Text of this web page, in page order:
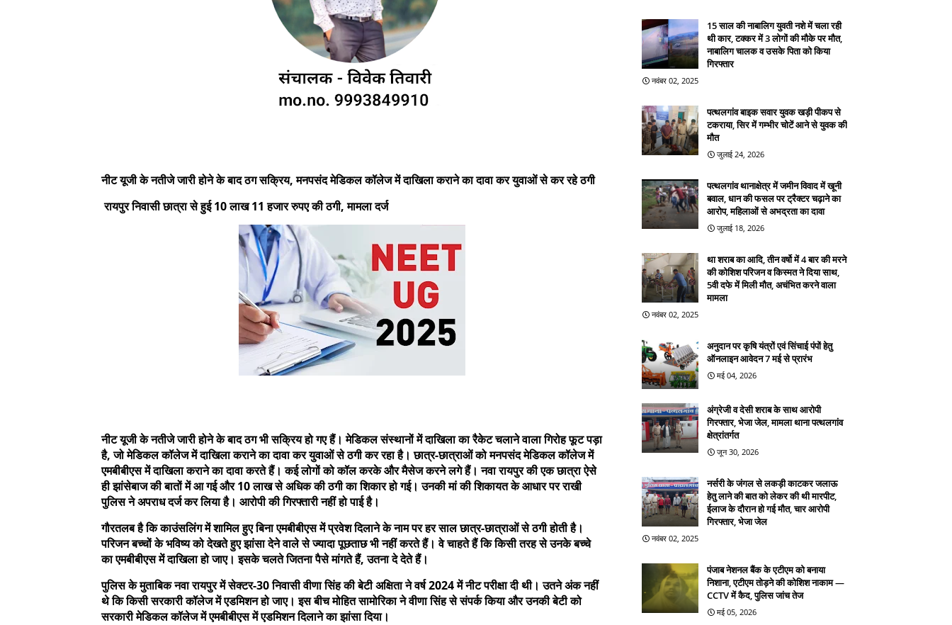
नीट यूजी के नतीजे जारी होने के बाद ठग सक्रिय, मनपसंद मेडिकल कॉलेज में दाखिला कराने का दावा कर युवाओं से कर रहे ठगी
रायपुर निवासी छात्रा से हुई 10 लाख 11 हजार रुपए की ठगी, मामला दर्ज
नीट यूजी के नतीजे जारी होने के बाद ठग भी सक्रिय हो गए हैं। मेडिकल संस्थानों में दाखिला का रैकेट चलाने वाला गिरोह फूट पड़ा
है, जो मेडिकल कॉलेज में दाखिला कराने का दावा कर युवाओं से ठगी कर रहा है। छात्र-छात्राओं को मनपसंद मेडिकल कॉलेज में
एमबीबीएस में दाखिला कराने का दावा करते हैं। कई लोगों को कॉल करके और मैसेज करने लगे हैं। नवा रायपुर की एक छात्रा ऐसे
ही झांसेबाज की बातों में आ गई और 10 लाख से अधिक की ठगी का शिकार हो गई। उनकी मां की शिकायत के आधार पर राखी
पुलिस ने अपराध दर्ज कर लिया है। आरोपी की गिरफ्तारी नहीं हो पाई है।
गौरतलब है कि काउंसलिंग में शामिल हुए बिना एमबीबीएस में प्रवेश दिलाने के नाम पर हर साल छात्र-छात्राओं से ठगी होती है।
परिजन बच्चों के भविष्य को देखते हुए झांसा देने वाले से ज्यादा पूछताछ भी नहीं करते हैं। वे चाहते हैं कि किसी तरह से उनके बच्चे
का एमबीबीएस में दाखिला हो जाए। इसके चलते जितना पैसे मांगते हैं, उतना दे देते हैं।
पुलिस के मुताबिक नवा रायपुर में सेक्टर-30 निवासी वीणा सिंह की बेटी अक्षिता ने वर्ष 2024 में नीट परीक्षा दी थी। उतने अंक नहीं
थे कि किसी सरकारी कॉलेज में एडमिशन हो जाए। इस बीच मोहित सामोरिका ने वीणा सिंह से संपर्क किया और उनकी बेटी को
सरकारी मेडिकल कॉलेज में एमबीबीएस में एडमिशन दिलाने का झांसा दिया।
15 साल की नाबालिग युवती नशे में चला रही
थी कार, टक्कर में 3 लोगों की मौके पर मौत,
नाबालिग चालक व उसके पिता को किया
गिरफ्तार
नवंबर 02, 2025
पत्थलगांव बाइक सवार युवक खड़ी पीकप से
टकराया, सिर में गम्भीर चोटें आने से युवक की
मौत
जुलाई 24, 2026
पत्थलगांव थानाक्षेत्र में जमीन विवाद में खूनी
बवाल, धान की फसल पर ट्रैक्टर चढ़ाने का
आरोप, महिलाओं से अभद्रता का दावा
जुलाई 18, 2026
था शराब का आदि, तीन वर्षो में 4 बार की मरने
की कोशिश परिजन व किस्मत ने दिया साथ,
5वी दफे में मिली मौत, अचंभित करने वाला
मामला
नवंबर 02, 2025
अनुदान पर कृषि यंत्रों एवं सिंचाई पंपों हेतु
ऑनलाइन आवेदन 7 मई से प्रारंभ
मई 04, 2026
अंग्रेजी व देसी शराब के साथ आरोपी
गिरफ्तार, भेजा जेल, मामला थाना पत्थलगांव
क्षेत्रांतर्गत
जून 30, 2026
नर्सरी के जंगल से लकड़ी काटकर जलाऊ
हेतु लाने की बात को लेकर की थी मारपीट,
ईलाज के दौरान हो गई मौत, चार आरोपी
गिरफ्तार, भेजा जेल
नवंबर 02, 2025
पंजाब नेशनल बैंक के एटीएम को बनाया
निशाना, एटीएम तोड़ने की कोशिश नाकाम —
CCTV में कैद, पुलिस जांच तेज
मई 05, 2026